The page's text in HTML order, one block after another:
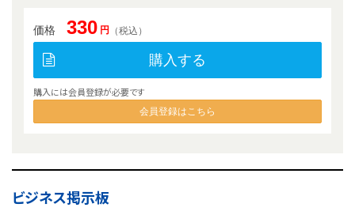
価格 330 円 （税込）
購入する
購入には会員登録が必要です
会員登録はこちら
ビジネス掲示板